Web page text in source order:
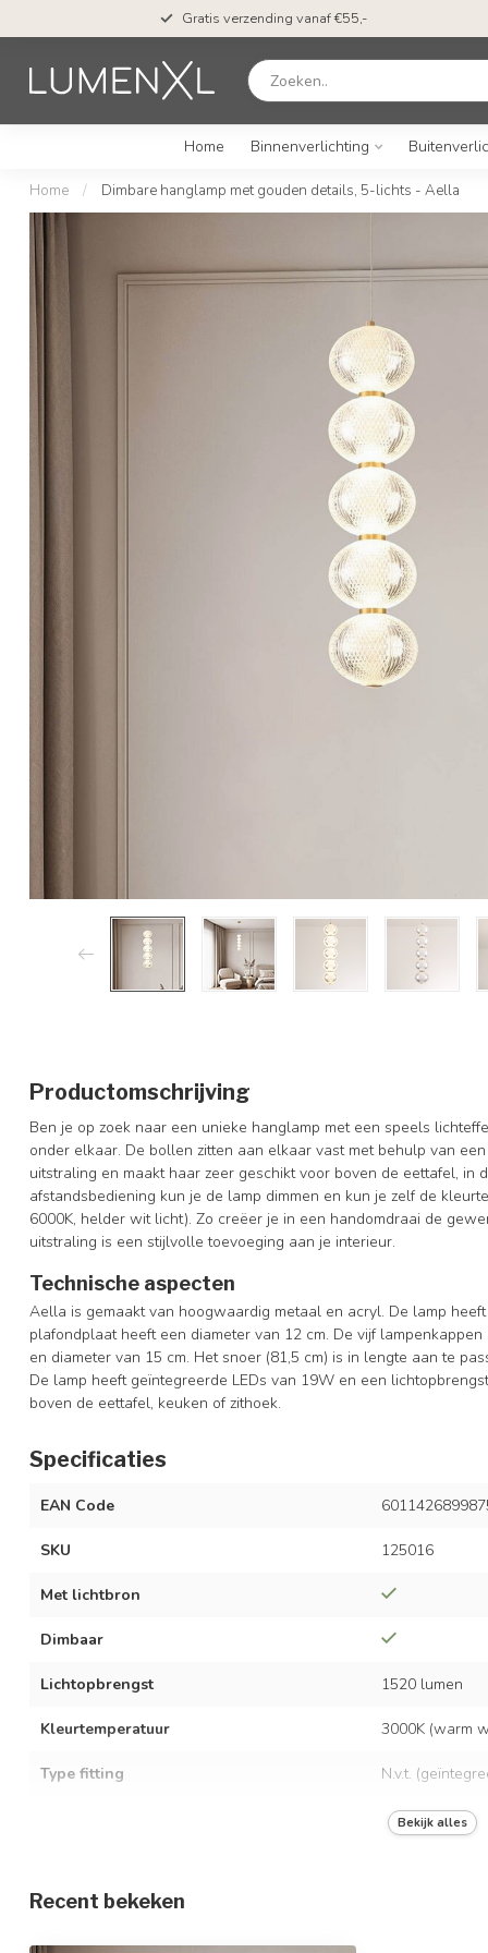
Gratis verzending vanaf €55,-
Home Binnenverlichting
Home / Dimbare hanglamp met gouden details, 5-lichts - Aella
Productomschrijving
Ben je op zoek naar een unieke hanglamp met een speels
onder elkaar. De bollen zitten aan elkaar vast met behulp van
uitstraling en maakt haar zeer geschikt voor boven de eettafel, in
afstandsbediening kun je de lamp dimmen en kun je zelf de
6000K, helder wit licht). Zo creëer je in een handomdraai de
uitstraling is een stijlvolle toevoeging aan je interieur.
Technische aspecten
Aella is gemaakt van hoogwaardig metaal en acryl. De lamp
plafondplaat heeft een diameter van 12 cm. De vijf
en diameter van 15 cm. Het snoer (81,5 cm) is in lengte aan te
De lamp heeft geïntegreerde LEDs van 19W en een
boven de eettafel, keuken of zithoek.
Specificaties
EAN Code
SKU 125016
Met lichtbron
Dimbaar
Lichtopbrengst 1520 lumen
Kleurtemperatuur 3000K (warm
Type fitting N.v.t.
19 watt
Frequentie
Bekijk alles
Recent bekeken